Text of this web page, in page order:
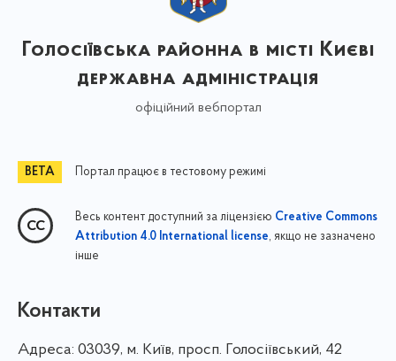
Голосіївська районна в місті Києві
державна адміністрація
офіційний вебпортал
Портал працює в тестовому режимі
Весь контент доступний за ліцензією Creative Commons
Attribution 4.0 International license, якщо не зазначено
інше
Контакти
Адреса: 03039, м. Київ, просп. Голосіївський, 42